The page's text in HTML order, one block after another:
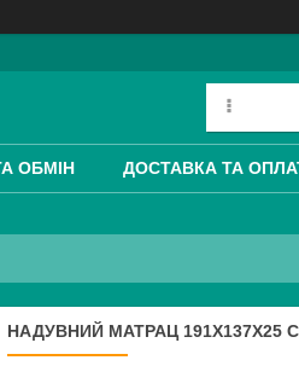
ОБМІН ДОСТАВКА ТА
НАДУВНИЙ МАТРАЦ 191Х137Х25